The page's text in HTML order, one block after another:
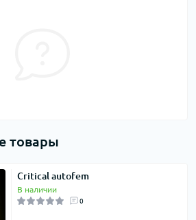
товары
Critical autofem
В наличии
0